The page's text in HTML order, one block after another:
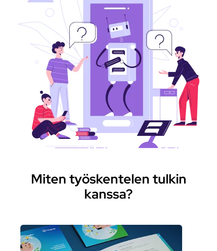
Miten työskentelen tulkin
kanssa?